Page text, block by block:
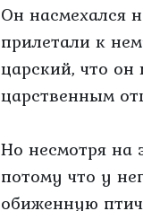
Он насмехался
прилетали к
царский, что он
царственным
Но несмотря на
потому что у
обиженную